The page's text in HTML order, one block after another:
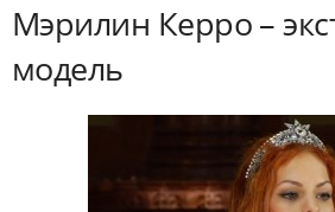
Мэрилин Керро –
модель